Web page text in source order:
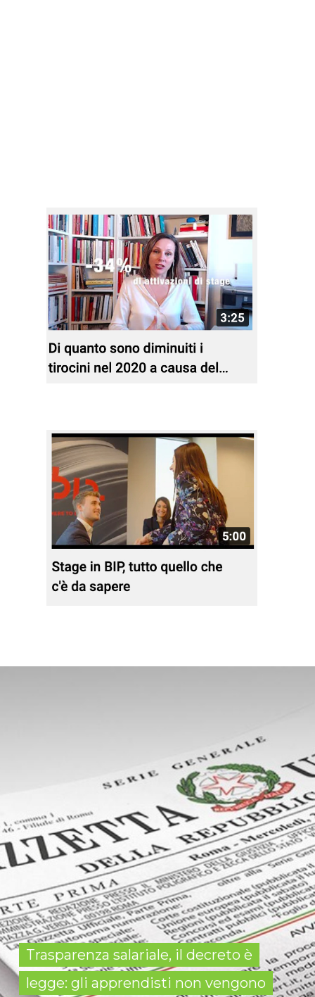
Trasparenza salariale, il decreto è
legge: gli apprendisti non vengono